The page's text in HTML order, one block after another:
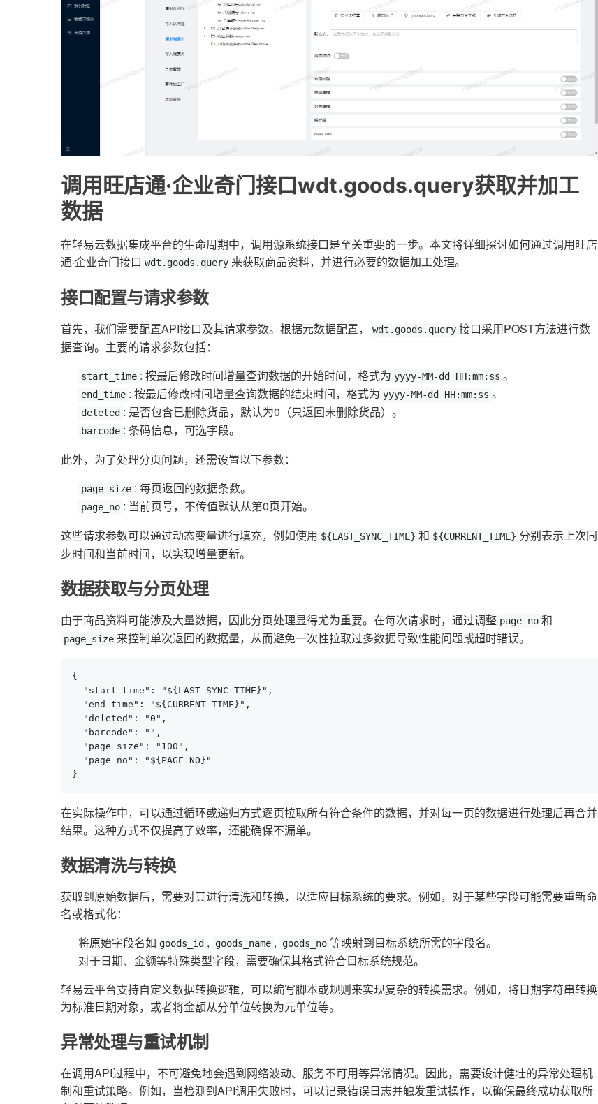
调用旺店通·企业奇门接口wdt.goods.query获取并加工
数据
在轻易云数据集成平台的生命周期中，调用源系统接口是至关重要的一步。本文将详细探讨如何通过调用旺店
通·企业奇门接口 wdt.goods.query 来获取商品资料，并进行必要的数据加工处理。
接口配置与请求参数
首先，我们需要配置API接口及其请求参数。根据元数据配置， wdt.goods.query 接口采用POST方法进行数
据查询。主要的请求参数包括：
start_time : 按最后修改时间增量查询数据的开始时间，格式为 yyyy-MM-dd HH:mm:ss 。
end_time : 按最后修改时间增量查询数据的结束时间，格式为 yyyy-MM-dd HH:mm:ss 。
deleted : 是否包含已删除货品，默认为0（只返回未删除货品）。
barcode : 条码信息，可选字段。
此外，为了处理分页问题，还需设置以下参数：
page_size : 每页返回的数据条数。
page_no : 当前页号，不传值默认从第0页开始。
这些请求参数可以通过动态变量进行填充，例如使用 ${LAST_SYNC_TIME} 和 ${CURRENT_TIME} 分别表示上次同
步时间和当前时间，以实现增量更新。
数据获取与分页处理
由于商品资料可能涉及大量数据，因此分页处理显得尤为重要。在每次请求时，通过调整 page_no 和
page_size 来控制单次返回的数据量，从而避免一次性拉取过多数据导致性能问题或超时错误。
{
  "start_time": "${LAST_SYNC_TIME}",
  "end_time": "${CURRENT_TIME}",
  "deleted": "0",
  "barcode": "",
  "page_size": "100",
  "page_no": "${PAGE_NO}"
}
在实际操作中，可以通过循环或递归方式逐页拉取所有符合条件的数据，并对每一页的数据进行处理后再合并
结果。这种方式不仅提高了效率，还能确保不漏单。
数据清洗与转换
获取到原始数据后，需要对其进行清洗和转换，以适应目标系统的要求。例如，对于某些字段可能需要重新命
名或格式化：
将原始字段名如 goods_id , goods_name , goods_no 等映射到目标系统所需的字段名。
对于日期、金额等特殊类型字段，需要确保其格式符合目标系统规范。
轻易云平台支持自定义数据转换逻辑，可以编写脚本或规则来实现复杂的转换需求。例如，将日期字符串转换
为标准日期对象，或者将金额从分单位转换为元单位等。
异常处理与重试机制
在调用API过程中，不可避免地会遇到网络波动、服务不可用等异常情况。因此，需要设计健壮的异常处理机
制和重试策略。例如，当检测到API调用失败时，可以记录错误日志并触发重试操作，以确保最终成功获取所